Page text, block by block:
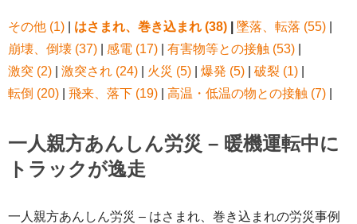
その他 (1) はさまれ、巻き込まれ (38) 墜落、転落 (55)
崩壊、倒壊 (37)
感電 (17) 有害物等との接触 (53)
激突 (2)
激突され (24) 火災 (5) 爆発 (5) 破裂 (1)
転倒 (20)
飛来、落下 (19) 高温・低温の物との接触 (7)
一人親方あんしん労災 – 暖機運転中に
トラックが逸走
一人親方あんしん労災 – はさまれ、巻き込まれの労災事例